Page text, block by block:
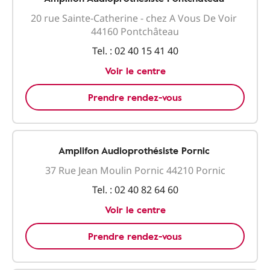
20 rue Sainte-Catherine - chez A Vous De Voir
44160 Pontchâteau
Tel. : 02 40 15 41 40
Voir le centre
Prendre rendez-vous
Amplifon Audioprothésiste Pornic
37 Rue Jean Moulin Pornic 44210 Pornic
Tel. : 02 40 82 64 60
Voir le centre
Prendre rendez-vous